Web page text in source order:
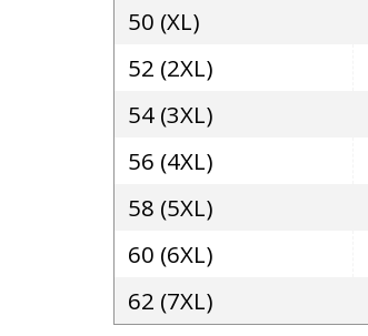
50 (XL)
52 (2XL)
54 (3XL)
56 (4XL)
58 (5XL)
60 (6XL)
62 (7XL)